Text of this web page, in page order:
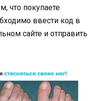
что покупаете
ввести код в
сайте и отправить